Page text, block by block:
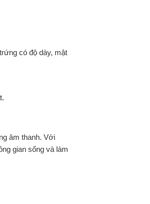
có độ dày, mật
âm thanh. Với
gian sống và làm